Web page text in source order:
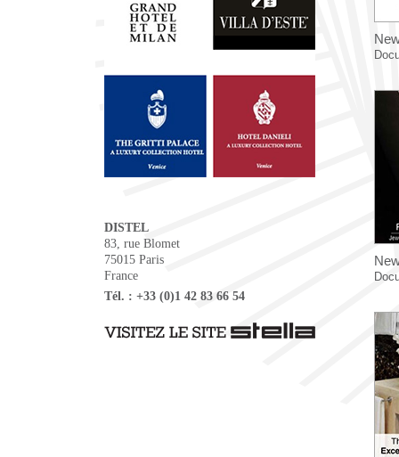
DISTEL
83, rue Blomet
75015 Paris
France
Tél. : +33 (0)1 42 83 66 54